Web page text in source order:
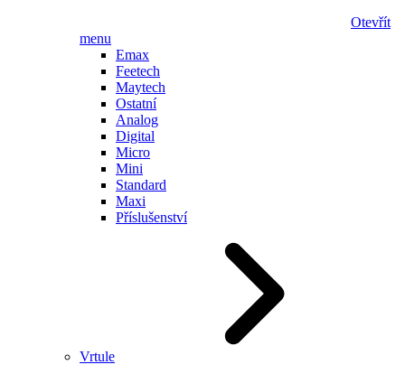
Otevřít
menu
Emax
Feetech
Maytech
Ostatní
Analog
Digital
Micro
Mini
Standard
Maxi
Příslušenství
Vrtule